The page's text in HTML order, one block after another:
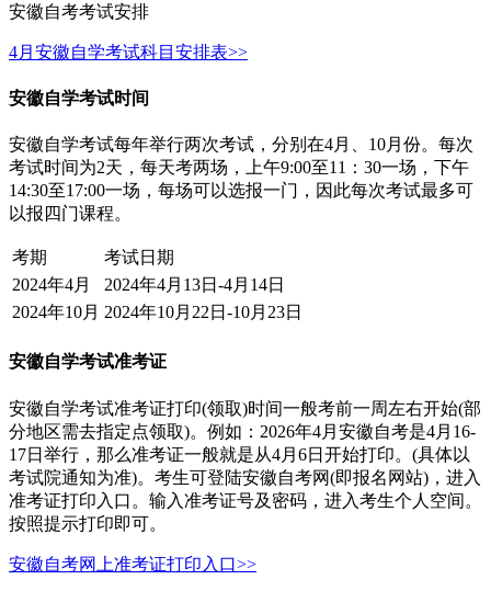
安徽自考考试安排
4月安徽自学考试科目安排表>>
安徽自学考试时间
安徽自学考试每年举行两次考试，分别在4月、10月份。每次
考试时间为2天，每天考两场，上午9:00至11：30一场，下午
14:30至17:00一场，每场可以选报一门，因此每次考试最多可
以报四门课程。
考期
考试日期
2024年4月
2024年4月13日-4月14日
2024年10月 2024年10月22日-10月23日
安徽自学考试准考证
安徽自学考试准考证打印(领取)时间一般考前一周左右开始(部
分地区需去指定点领取)。例如：2026年4月安徽自考是4月16-
17日举行，那么准考证一般就是从4月6日开始打印。(具体以
考试院通知为准)。考生可登陆安徽自考网(即报名网站)，进入
准考证打印入口。输入准考证号及密码，进入考生个人空间。
按照提示打印即可。
安徽自考网上准考证打印入口>>